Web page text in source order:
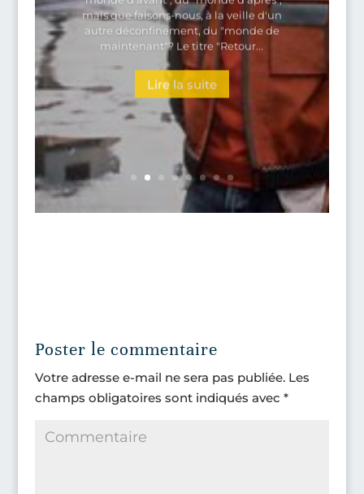
mais que faisons-nous, à la veille d'un
autre déconfinement, du "monde de
maintenant"? Le titre "Retour...
Lire la suite
Poster le commentaire
Votre adresse e-mail ne sera pas publiée.Les
champs obligatoires sont indiqués avec *